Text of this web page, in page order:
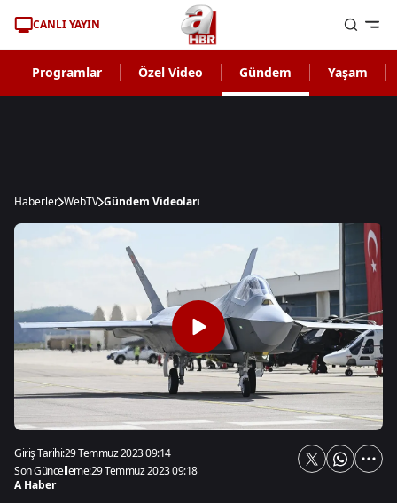
CANLI YAYIN
Programlar Özel Video Gündem Yaşam
Haberler WebTV Gündem Videoları
Giriş Tarihi:29 Temmuz 2023 09:14
Son Güncelleme:29 Temmuz 2023 09:18
A Haber